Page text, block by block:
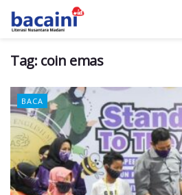
Tag: coin emas
BACA